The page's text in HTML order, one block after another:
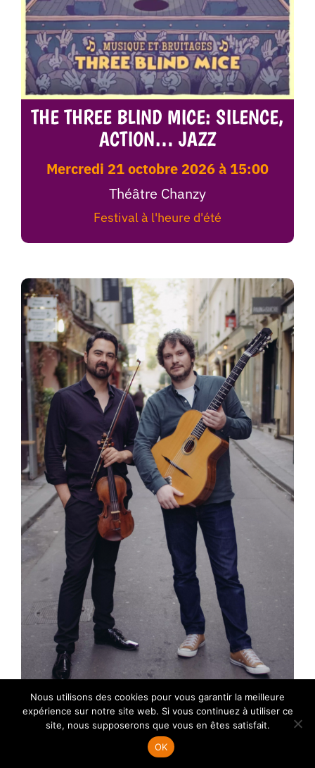
THE THREE BLIND MICE: SILENCE,
ACTION… JAZZ
mercredi 21 octobre 2026 à 15:00
Théâtre Chanzy
Festival à l'heure d'été
GWEN CAHUE-BASTIEN RIBOT ST
GERMAIN QUARTET
mercredi 21 octobre 2026 à 20:00
Nous utilisons des cookies pour vous garantir la meilleure
expérience sur notre site web. Si vous continuez à utiliser ce
site, nous supposerons que vous en êtes satisfait.
OK